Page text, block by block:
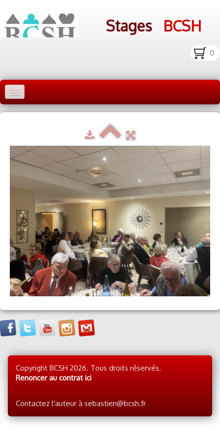
Stages BCSH
0
Accueil Stages
Infos pratiques
Photos▼
bcsh.fr
Inscription aux stages
Copyright BCSH 2026. Tous droits réservés.
Renoncer au contrat ici
Contactez l'auteur à sebastien@bcsh.fr